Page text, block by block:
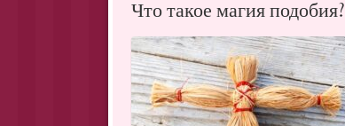
Что такое магия подобия?